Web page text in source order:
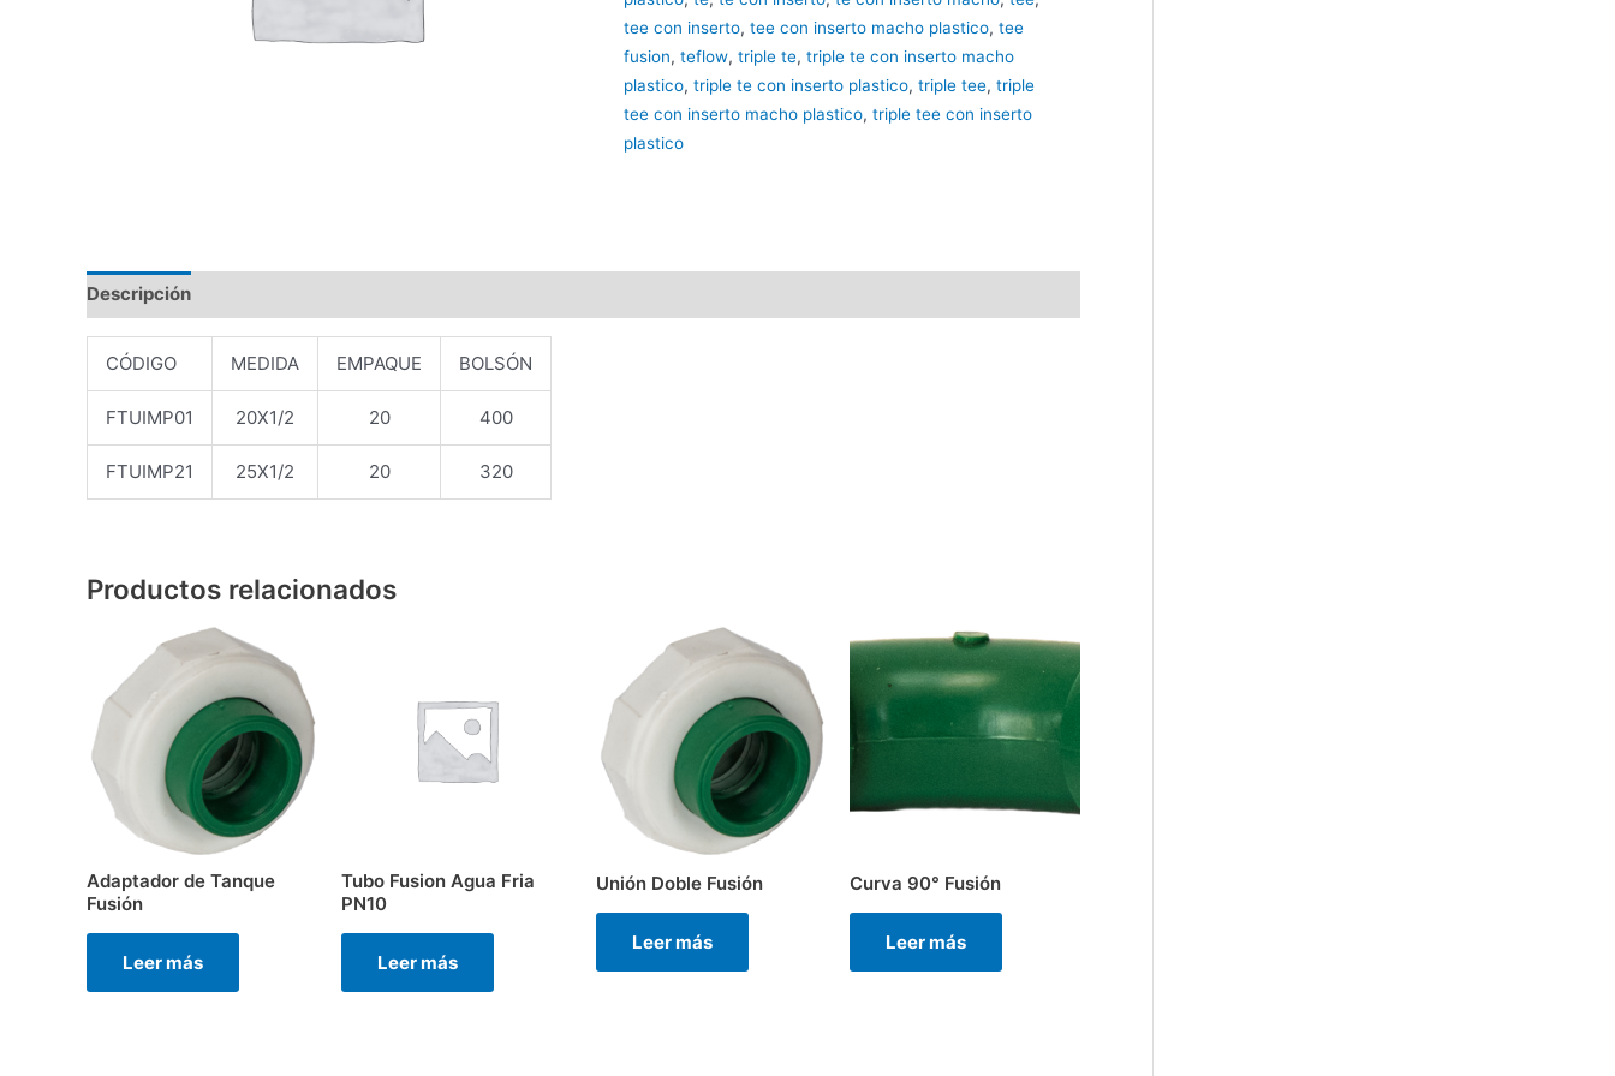
tee con inserto, tee con inserto macho plastico, tee
fusion, teflow, triple te, triple te con inserto macho
plastico, triple te con inserto plastico, triple tee, triple
tee con inserto macho plastico, triple tee con inserto
plastico
Descripción
CÓDIGO MEDIDA EMPAQUE BOLSÓN
FTUIMP01 20X1/2 20 400
FTUIMP21 25X1/2 20 320
Productos relacionados
Adaptador de Tanque
Fusión
Leer más
Tubo Fusion Agua Fria
PN10
Leer más
Unión Doble Fusión
Leer más
Curva 90° Fusión
Leer más